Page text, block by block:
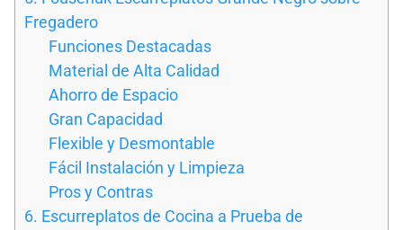
Fregadero
Funciones Destacadas
Material de Alta Calidad
Ahorro de Espacio
Gran Capacidad
Flexible y Desmontable
Fácil Instalación y Limpieza
Pros y Contras
6. Escurreplatos de Cocina a Prueba de